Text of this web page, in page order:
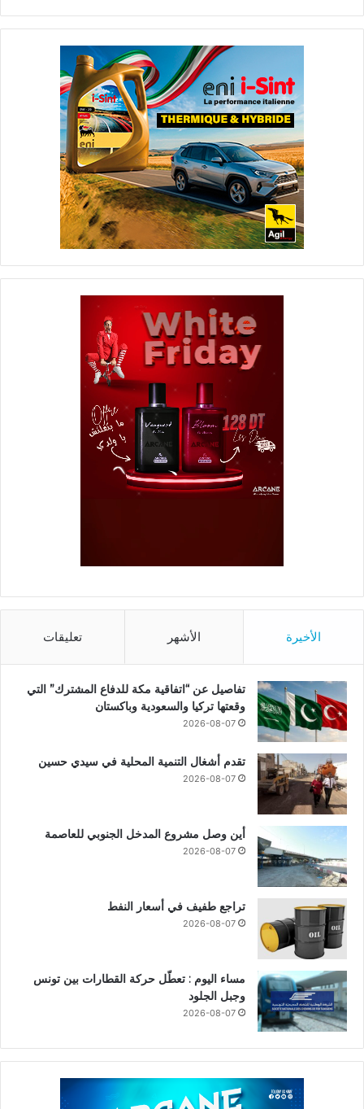
الأخيرة الأشهر تعليقات
تفاصيل عن “اتفاقية مكة للدفاع المشترك” التي
وقعتها تركيا والسعودية وباكستان
2026-08-07
تقدم أشغال التنمية المحلية في سيدي حسين
2026-08-07
أين وصل مشروع المدخل الجنوبي للعاصمة
2026-08-07
تراجع طفيف في أسعار النفط
2026-08-07
مساء اليوم : تعطّل حركة القطارات بين تونس
وجبل الجلود
2026-08-07